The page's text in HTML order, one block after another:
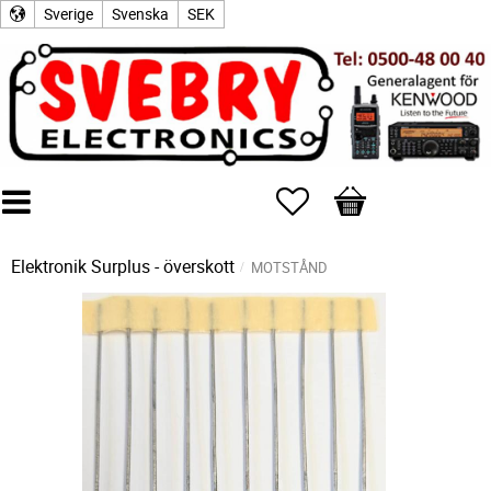
Sverige Svenska SEK
Favoriter
Kundvagn
Elektronik Surplus - överskott MOTSTÅND